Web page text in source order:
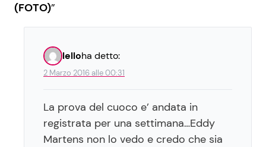
(FOTO)”
lelloha detto:
2 Marzo 2016 alle 00:31
La prova del cuoco e’ andata in
registrata per una settimana…Eddy
Martens non lo vedo e credo che sia